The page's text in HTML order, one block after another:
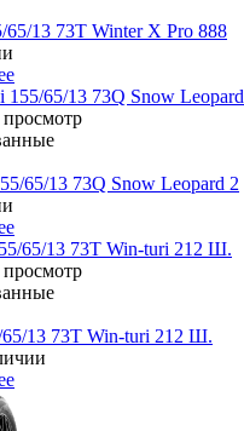
65/13 73T Winter X Pro 888
65/13 73Q Snow Leopard 2
13 73T Win-turi 212 Ш.